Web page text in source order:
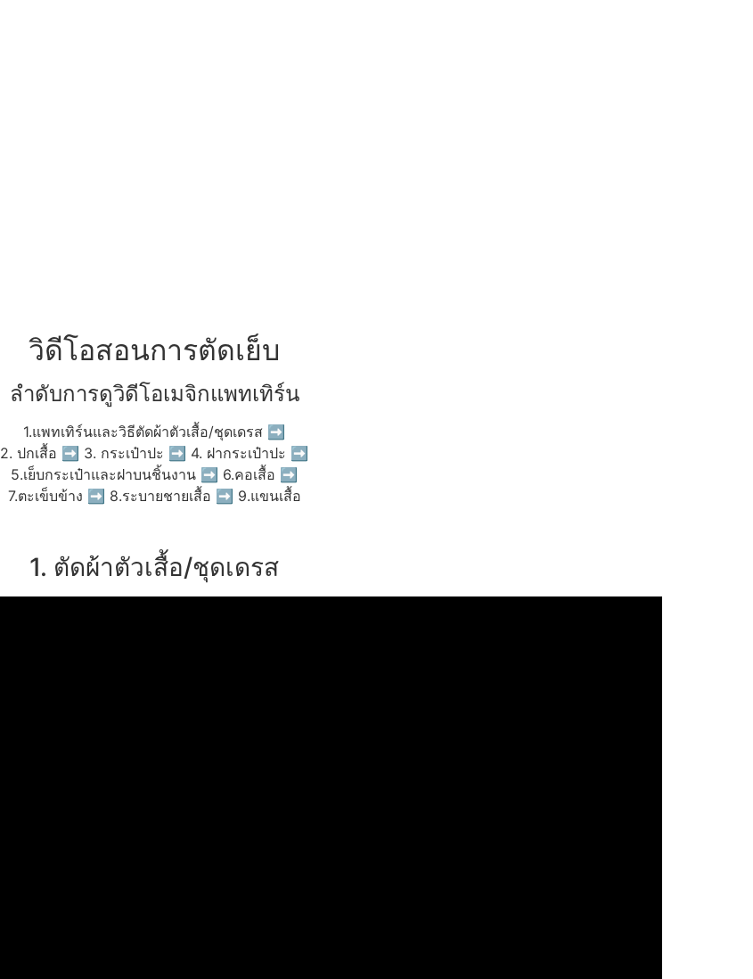
วิดีโอสอนการตัดเย็บ
ลำดับการดูวิดีโอเมจิกแพทเทิร์น
1.แพทเทิร์นและวิธีตัดผ้าตัวเสื้อ/ชุดเดรส ➡
2. ปกเสื้อ ➡ 3. กระเป๋าปะ ➡ 4. ฝากระเป๋าปะ ➡
5.เย็บกระเป๋าและฝาบนชิ้นงาน ➡ 6.คอเสื้อ ➡
7.ตะเข็บข้าง ➡ 8.ระบายชายเสื้อ ➡ 9.แขนเสื้อ
1. ตัดผ้าตัวเสื้อ/ชุดเดรส